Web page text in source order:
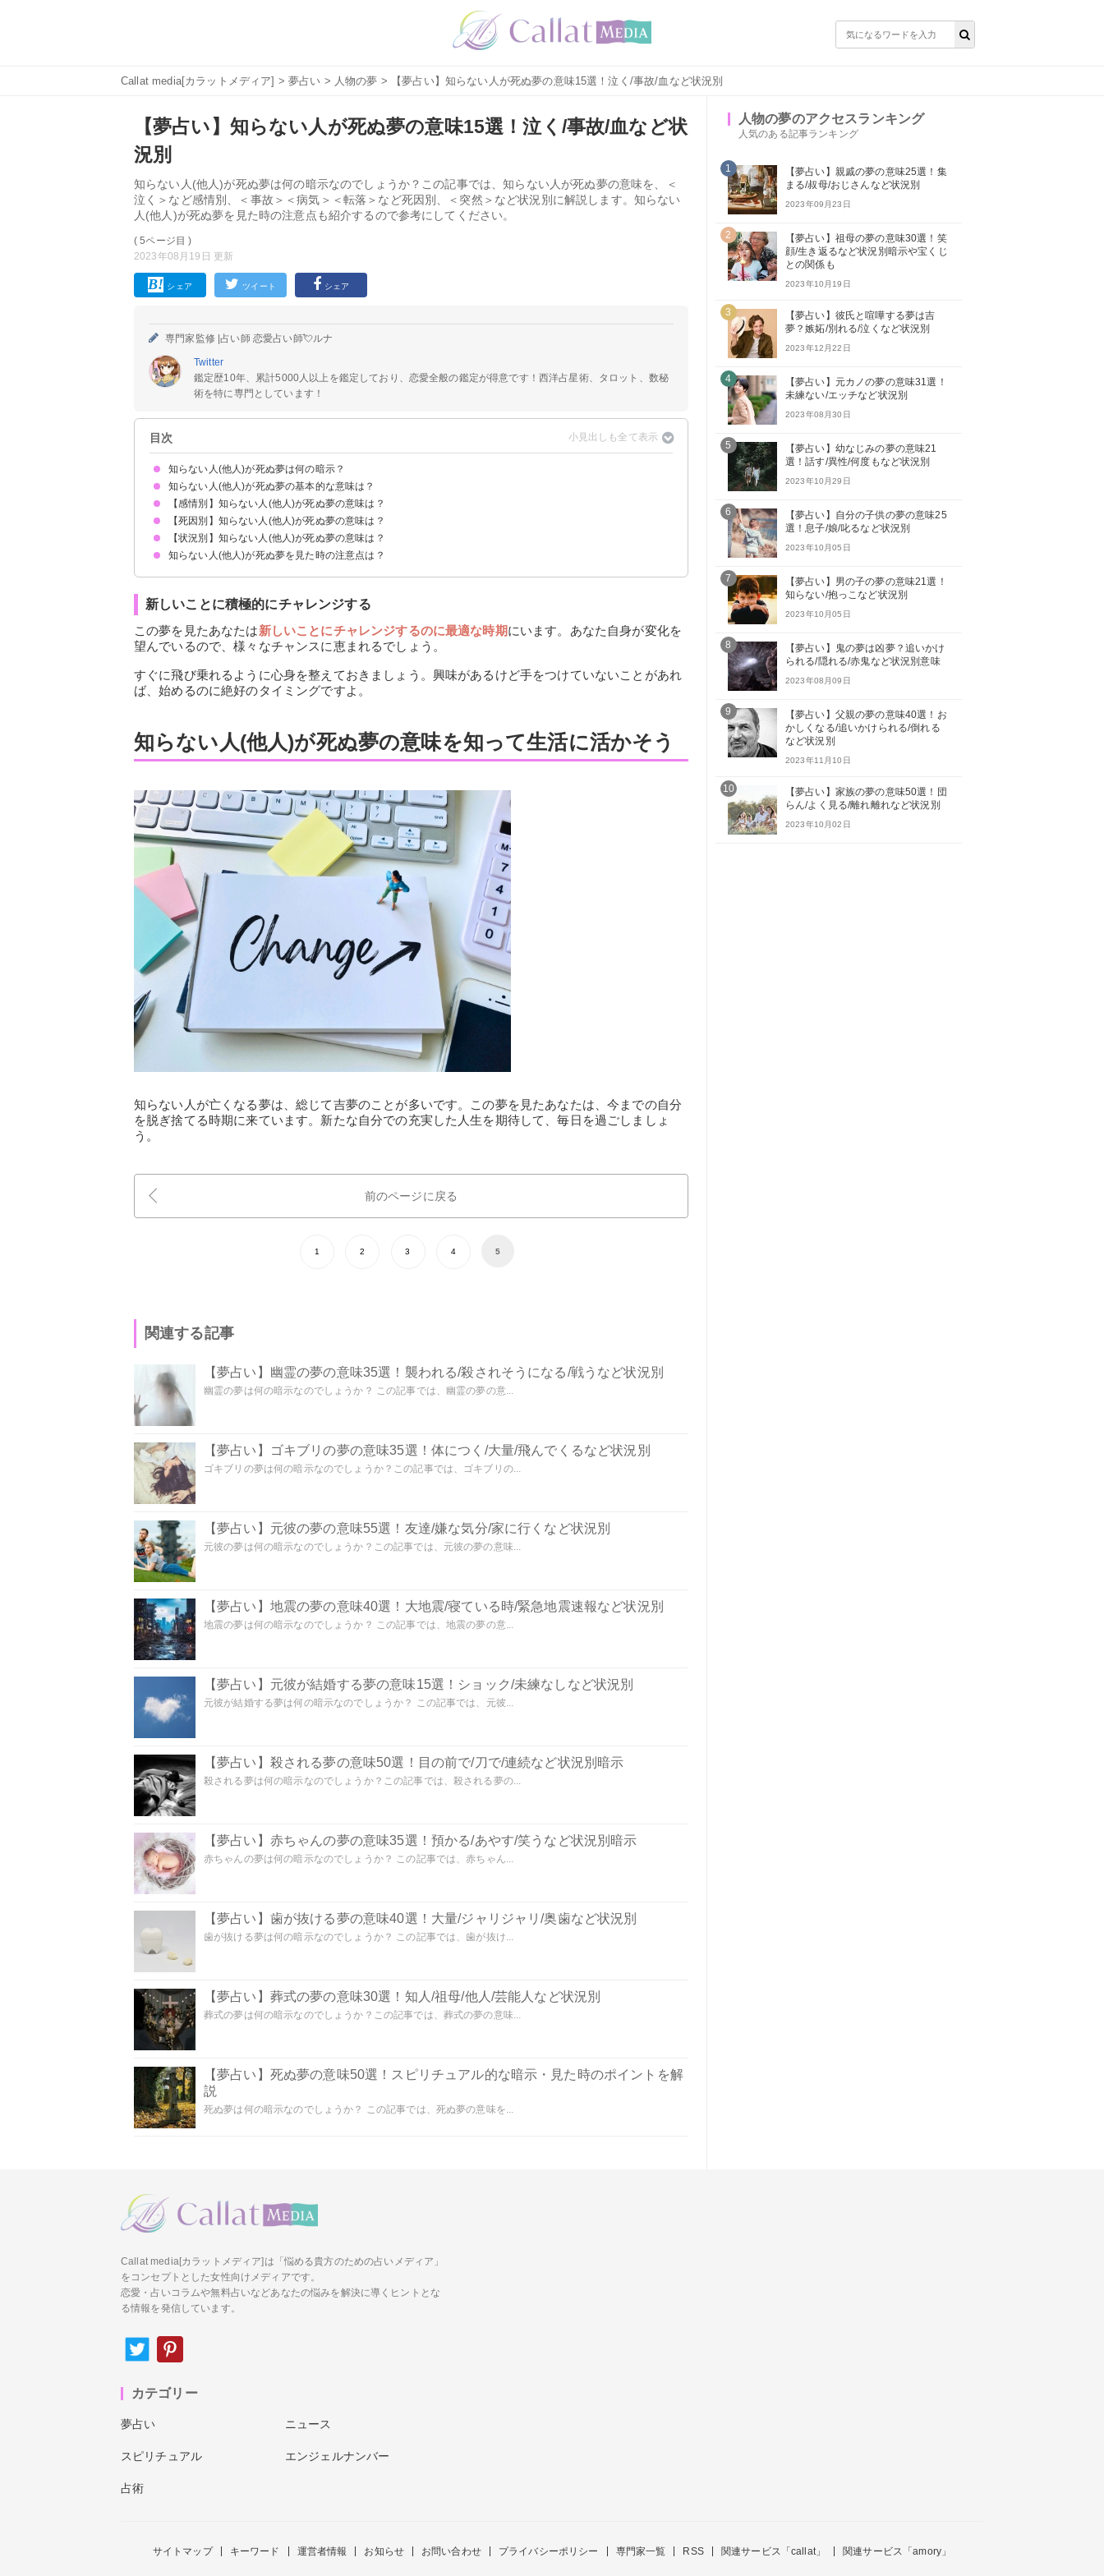
Callat media[カラットメディア] >夢占い > 人物の夢 > 【夢占い】知らない人が死ぬ夢の意味15選！泣く/事故/血など状況別
【夢占い】知らない人が死ぬ夢の意味15選！泣く/事故/血など状
況別
知らない人(他人)が死ぬ夢は何の暗示なのでしょうか？この記事では、知らない人が死ぬ夢の意味を、＜
泣く＞など感情別、＜事故＞＜病気＞＜転落＞など死因別、＜突然＞など状況別に解説します。知らない
人(他人)が死ぬ夢を見た時の注意点も紹介するので参考にしてください。
( 5ページ目 )
2023年08月19日 更新
シェア ツイート シェア
専門家監修 |占い師 恋愛占い師💘ルナ
Twitter
鑑定歴10年、累計5000人以上を鑑定しており、恋愛全般の鑑定が得意です！西洋占星術、タロット、数秘
術を特に専門としています！
目次
知らない人(他人)が死ぬ夢は何の暗示？
知らない人(他人)が死ぬ夢の基本的な意味は？
自身の何かをやり直したいという気持ちの表れ
初夢で見たら変化の年になる
状況によって意味が決まる
【感情別】知らない人(他人)が死ぬ夢の意味は？
知らない人が死んで泣く夢【警告夢】
知らない人が死んで悲しい夢【警告夢】
知らない人が死んでほっとする夢【吉夢】
【死因別】知らない人(他人)が死ぬ夢の意味は？
知らない人が事故で死ぬ夢【吉夢】
知らない人が病気で死ぬ夢【吉夢】
知らない人が火事で死ぬ夢【吉夢】
知らない人が転落死する夢【吉夢】
知らない人が殺されて死ぬ夢【吉夢】
知らない人が溺れて死ぬ夢【警告夢】
【状況別】知らない人(他人)が死ぬ夢の意味は？
亡くなった知らない人が再び死ぬ夢【吉夢】
知らない人が突然死ぬ夢【吉夢】
知らない人がたくさん死ぬ夢【吉夢】
知らない人が血を流して死ぬ夢【吉夢】
知らない人が刺されて死ぬ夢【警告夢】
亡くなった知らない人の遺体を見る夢【凶夢】
知らない人(他人)が死ぬ夢を見た時の注意点は？
新しいことに積極的にチャレンジする
この夢を見たあなたは新しいことにチャレンジするのに最適な時期にいます。あなた自身が変化を
望んでいるので、様々なチャンスに恵まれるでしょう。
すぐに飛び乗れるように心身を整えておきましょう。興味があるけど手をつけていないことがあれ
ば、始めるのに絶好のタイミングですよ。
知らない人(他人)が死ぬ夢の意味を知って生活に活かそう
知らない人が亡くなる夢は、総じて吉夢のことが多いです。この夢を見たあなたは、今までの自分
を脱ぎ捨てる時期に来ています。新たな自分での充実した人生を期待して、毎日を過ごしましょ
う。
前のページに戻る
1 2 3 4 5
関連する記事
【夢占い】幽霊の夢の意味35選！襲われる/殺されそうになる/戦うなど状況別
幽霊の夢は何の暗示なのでしょうか？ この記事では、幽霊の夢の意...
【夢占い】ゴキブリの夢の意味35選！体につく/大量/飛んでくるなど状況別
ゴキブリの夢は何の暗示なのでしょうか？この記事では、ゴキブリの...
【夢占い】元彼の夢の意味55選！友達/嫌な気分/家に行くなど状況別
元彼の夢は何の暗示なのでしょうか？この記事では、元彼の夢の意味...
【夢占い】地震の夢の意味40選！大地震/寝ている時/緊急地震速報など状況別
地震の夢は何の暗示なのでしょうか？ この記事では、地震の夢の意...
【夢占い】元彼が結婚する夢の意味15選！ショック/未練なしなど状況別
元彼が結婚する夢は何の暗示なのでしょうか？ この記事では、元彼...
【夢占い】殺される夢の意味50選！目の前で/刀で/連続など状況別暗示
殺される夢は何の暗示なのでしょうか？この記事では、殺される夢の...
【夢占い】赤ちゃんの夢の意味35選！預かる/あやす/笑うなど状況別暗示
赤ちゃんの夢は何の暗示なのでしょうか？ この記事では、赤ちゃん...
【夢占い】歯が抜ける夢の意味40選！大量/ジャリジャリ/奥歯など状況別
歯が抜ける夢は何の暗示なのでしょうか？ この記事では、歯が抜け...
【夢占い】葬式の夢の意味30選！知人/祖母/他人/芸能人など状況別
葬式の夢は何の暗示なのでしょうか？この記事では、葬式の夢の意味...
【夢占い】死ぬ夢の意味50選！スピリチュアル的な暗示・見た時のポイントを解
説
死ぬ夢は何の暗示なのでしょうか？ この記事では、死ぬ夢の意味を...
人物の夢のアクセスランキング
人気のある記事ランキング
1
【夢占い】親戚の夢の意味25選！集
まる/叔母/おじさんなど状況別
2023年09月23日
2
【夢占い】祖母の夢の意味30選！笑
顔/生き返るなど状況別暗示や宝くじ
との関係も
2023年10月19日
3
【夢占い】彼氏と喧嘩する夢は吉
夢？嫉妬/別れる/泣くなど状況別
2023年12月22日
4
【夢占い】元カノの夢の意味31選！
未練ない/エッチなど状況別
2023年08月30日
5
【夢占い】幼なじみの夢の意味21
選！話す/異性/何度もなど状況別
2023年10月29日
6
【夢占い】自分の子供の夢の意味25
選！息子/娘/叱るなど状況別
2023年10月05日
7
【夢占い】男の子の夢の意味21選！
知らない/抱っこなど状況別
2023年10月05日
8
【夢占い】鬼の夢は凶夢？追いかけ
られる/隠れる/赤鬼など状況別意味
2023年08月09日
9
【夢占い】父親の夢の意味40選！お
かしくなる/追いかけられる/倒れる
など状況別
2023年11月10日
10
【夢占い】家族の夢の意味50選！団
らん/よく見る/離れ離れなど状況別
2023年10月02日
Callat media[カラットメディア]は「悩める貴方のための占いメディア」
をコンセプトとした女性向けメディアです。
恋愛・占いコラムや無料占いなどあなたの悩みを解決に導くヒントとな
る情報を発信しています。
カテゴリー
夢占い ニュース
スピリチュアル エンジェルナンバー
占術
サイトマップ キーワード 運営者情報 お知らせ お問い合わせ プライバシーポリシー 専門家一覧 RSS 関連サービス「callat」 関連サービス「amory」